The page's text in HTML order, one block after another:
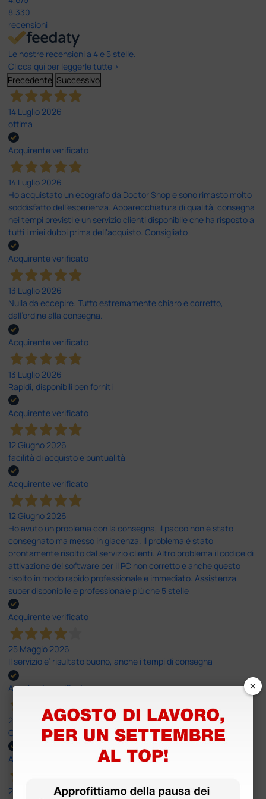
8.330
recensioni
Le nostre recensioni a 4 e 5 stelle.
Clicca qui per leggerle tutte >
Precedente Successivo
14 Luglio 2026
ottima
Acquirente verificato
14 Luglio 2026
Ho acquistato un ecografo da Doctor Shop e sono rimasto molto
soddisfatto dell'esperienza. Apparecchiatura di qualità, consegna
nei tempi previsti e un servizio clienti disponibile che ha risposto a
tutti i miei dubbi prima dell'acquisto. Consigliato
Acquirente verificato
13 Luglio 2026
Nulla da eccepire. Tutto estremamente chiaro e corretto,
dall’ordine alla consegna.
Acquirente verificato
13 Luglio 2026
Rapidi, disponibili ben forniti
Acquirente verificato
12 Giugno 2026
facilità di acquisto e puntualità
Acquirente verificato
12 Giugno 2026
Ho avuto un problema con la consegna, il pacco non è stato
consegnato ma messo in giacenza. Il problema è stato
prontamente risolto dal servizio clienti. Altro problema il codice di
attivazione del software per il PC non corretto e anche questo
risolto in modo rapido professionale e immediato. Assistenza
super disponibile e professionale più che 5 stelle
Acquirente verificato
25 Maggio 2026
Il servizio e’ risultato buono, anche i tempi di consegna
Acquirente verificato
25 Maggio 2026
OTTIMO SITO E OTTIMO SERVIZIO
Acquirente verificato
25 Maggio 2026
×